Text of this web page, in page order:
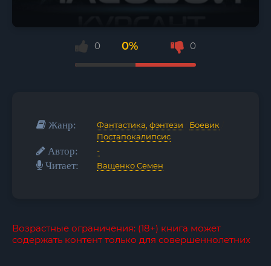
0 0% 0
Жанр: Фантастика, фэнтези Боевик
Постапокалипсис
Автор: -
Читает: Ващенко Семен
Возрастные ограничения: (18+) книга может
содержать контент только для совершеннолетних